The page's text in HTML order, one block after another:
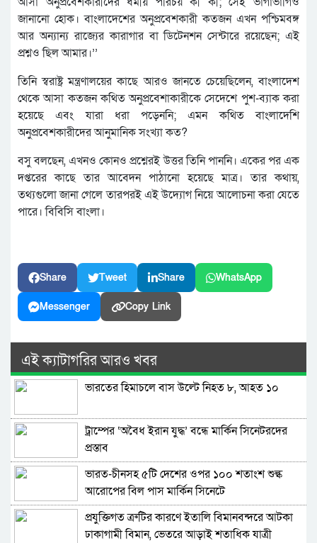
জানানো হোক। বাংলাদেশের অনুপ্রবেশকারী কতজন এখন পশ্চিমবঙ্গ
আর অন্যান্য রাজ্যের কারাগার বা ডিটেনশন সেন্টারে রয়েছেন; এই
প্রশ্নও ছিল আমার।’’
তিনি স্বরাষ্ট্র মন্ত্রণালয়ের কাছে আরও জানতে চেয়েছিলেন, বাংলাদেশ
থেকে আসা কতজন কথিত অনুপ্রবেশাকারীকে সেদেশে পুশ-ব্যাক করা
হয়েছে এবং যারা ধরা পড়েননি; এমন কথিত বাংলাদেশি
অনুপ্রবেশকারীদের আনুমানিক সংখ্যা কত?
বসু বলছেন, এখনও কোনও প্রশ্নেরই উত্তর তিনি পাননি। একের পর এক
দপ্তরের কাছে তার আবেদন পাঠানো হয়েছে মাত্র। তার কথায়,
তথ্যগুলো জানা গেলে তারপরই এই উদ্যোগ নিয়ে আলোচনা করা যেতে
পারে। বিবিসি বাংলা।
Share Tweet Share WhatsApp
Messenger Copy Link
এই ক্যাটাগরির আরও খবর
ভারতের হিমাচলে বাস উল্টে নিহত ৮, আহত ১০
ট্রাম্পের ‘অবৈধ ইরান যুদ্ধ’ বন্ধে মার্কিন সিনেটরদের
প্রস্তাব
ভারত-চীনসহ ৫টি দেশের ওপর ১০০ শতাংশ শুল্ক
আরোপের বিল পাস মার্কিন সিনেটে
প্রযুক্তিগত ত্রুটির কারণে ইতালি বিমানবন্দরে আটকা
ঢাকাগামী বিমান, ভেতরে আড়াই শতাধিক যাত্রী